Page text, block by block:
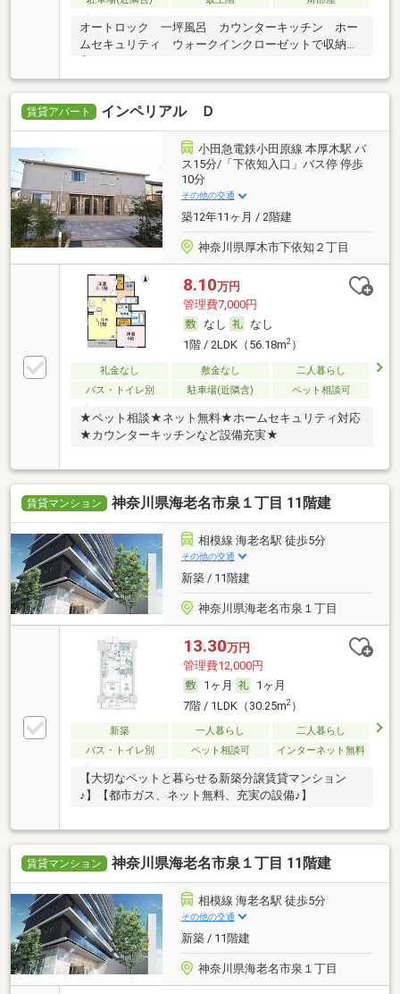
オートロック 一坪風呂 カウンターキッチン ホー
ムセキュリティ ウォークインクローゼットで収納豊
富
賃貸アパート インペリアル Ｄ
小田急電鉄小田原線 本厚木駅 バ
ス15分/「下依知入口」バス停 停歩
10分
その他の交通
築12年11ヶ月 / 2階建
神奈川県厚木市下依知２丁目
8.10万円
管理費7,000円
なし
なし
1階 / 2LDK（56.18m2）
礼金なし 敷金なし
二人暮らし
バス・トイレ別
駐車場(近隣含) ペット相談可
★ペット相談★ネット無料★ホームセキュリティ対応
★カウンターキッチンなど設備充実★
賃貸マンション 神奈川県海老名市泉１丁目 11階建
相模線 海老名駅 徒歩5分
その他の交通
新築 / 11階建
神奈川県海老名市泉１丁目
13.30万円
管理費12,000円
1ヶ月
1ヶ月
7階 / 1LDK（30.25m2）
新築 一人暮らし
二人暮らし
バス・トイレ別
ペット相談可 インターネット無料
【大切なペットと暮らせる新築分譲賃貸マンション
♪】【都市ガス、ネット無料、充実の設備♪】
賃貸マンション 神奈川県海老名市泉１丁目 11階建
相模線 海老名駅 徒歩5分
その他の交通
新築 / 11階建
神奈川県海老名市泉１丁目